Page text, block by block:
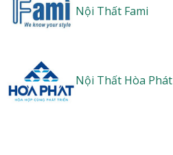
Nội Thất Fami
Nội Thất Hòa Phát